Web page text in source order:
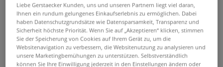
Léonard Aquarellpinsels-Set "Le
Complet" 3er-Set
0 Bewertungen
Liebe Gerstaecker Kunden, uns und unseren Partnern liegt viel daran,
Ihnen ein rundum gelungenes Einkaufserlebnis zu ermöglichen. Dabei
haben Datenschutzgrundsätze wie Datensparsamkeit, Transparenz und
Sicherheit höchste Priorität. Wenn Sie auf „Akzeptieren“ klicken, stimmen
Sie der Speicherung von Cookies auf Ihrem Gerät zu, um die
Websitenavigation zu verbessern, die Websitenutzung zu analysieren und
unsere Marketingbemühungen zu unterstützen. Selbstverständlich
können Sie Ihre Einwilligung jederzeit in den Einstellungen ändern oder